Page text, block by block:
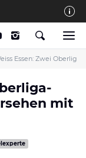
Essen: Zwei
mit